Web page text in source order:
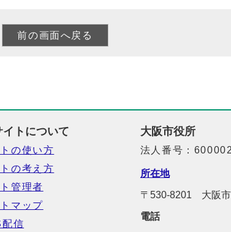
イトについて
の使い方
の考え方
管理者
マップ
信
大阪市役所
法人番号：
所在地
〒530-8201 大阪市
電話